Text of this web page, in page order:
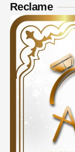
Reclame